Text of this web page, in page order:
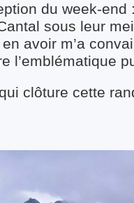
du week-end
sous leur
avoir m’a
l’emblématique
clôture cette